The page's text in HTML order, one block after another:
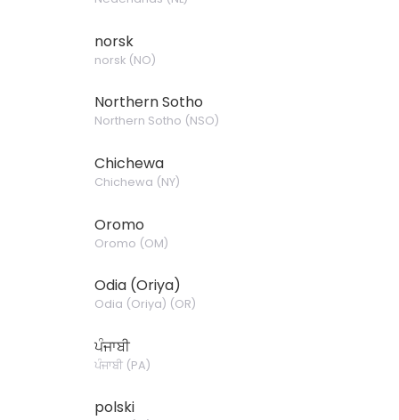
norsk
norsk(NO)
Northern Sotho
Northern Sotho (NSO)
Chichewa
Chichewa (NY)
Oromo
Oromo (OM)
Odia (Oriya)
Odia (Oriya) (OR)
ਪੰਜਾਬੀ
ਪੰਜਾਬੀ(PA)
polski